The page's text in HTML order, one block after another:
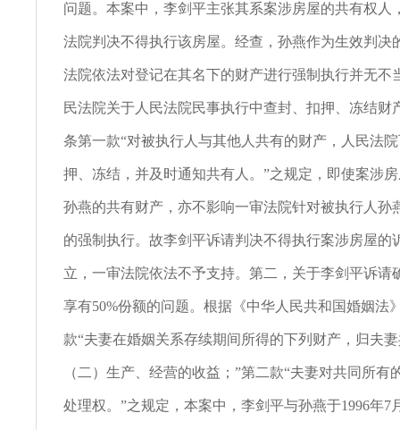
问题。本案中，李剑平主张其系案涉房屋的共有权人
法院判决不得执行该房屋。经查，孙燕作为生效判决
法院依法对登记在其名下的财产进行强制执行并无不
民法院关于人民法院民事执行中查封、扣押、冻结财
条第一款“对被执行人与其他人共有的财产，人民法
押、冻结，并及时通知共有人。”之规定，即使案涉
孙燕的共有财产，亦不影响一审法院针对被执行人孙
的强制执行。故李剑平诉请判决不得执行案涉房屋的
立，一审法院依法不予支持。第二，关于李剑平诉请
享有50%份额的问题。根据《中华人民共和国婚姻法
款“夫妻在婚姻关系存续期间所得的下列财产，归夫
（二）生产、经营的收益；”第二款“夫妻对共同所有
处理权。”之规定，本案中，李剑平与孙燕于1996年7